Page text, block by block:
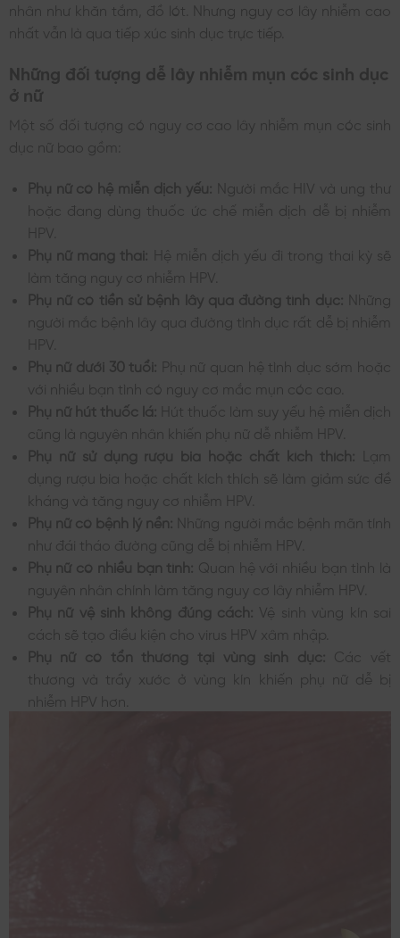
nhân như khăn tắm, đồ lót. Nhưng nguy cơ lây nhiễm cao
nhất vẫn là qua tiếp xúc sinh dục trực tiếp.
Những đối tượng dễ lây nhiễm mụn cóc sinh dục
ở nữ
Một số đối tượng có nguy cơ cao lây nhiễm mụn cóc sinh
dục nữ bao gồm:
Phụ nữ có hệ miễn dịch yếu: Người mắc HIV và ung thư
hoặc đang dùng thuốc ức chế miễn dịch dễ bị nhiễm
HPV.
Phụ nữ mang thai: Hệ miễn dịch yếu đi trong thai kỳ sẽ
làm tăng nguy cơ nhiễm HPV.
Phụ nữ có tiền sử bệnh lây qua đường tình dục: Những
người mắc bệnh lây qua đường tình dục rất dễ bị nhiễm
HPV.
Phụ nữ dưới 30 tuổi: Phụ nữ quan hệ tình dục sớm hoặc
với nhiều bạn tình có nguy cơ mắc mụn cóc cao.
Phụ nữ hút thuốc lá: Hút thuốc làm suy yếu hệ miễn dịch
cũng là nguyên nhân khiến phụ nữ dễ nhiễm HPV.
Phụ nữ sử dụng rượu bia hoặc chất kích thích: Lạm
dụng rượu bia hoặc chất kích thích sẽ làm giảm sức đề
kháng và tăng nguy cơ nhiễm HPV.
Phụ nữ có bệnh lý nền: Những người mắc bệnh mãn tính
như đái tháo đường cũng dễ bị nhiễm HPV.
Phụ nữ có nhiều bạn tình: Quan hệ với nhiều bạn tình là
nguyên nhân chính làm tăng nguy cơ lây nhiễm HPV.
Phụ nữ vệ sinh không đúng cách: Vệ sinh vùng kín sai
cách sẽ tạo điều kiện cho virus HPV xâm nhập.
Phụ nữ có tổn thương tại vùng sinh dục: Các vết
thương và trầy xước ở vùng kín khiến phụ nữ dễ bị
nhiễm HPV hơn.